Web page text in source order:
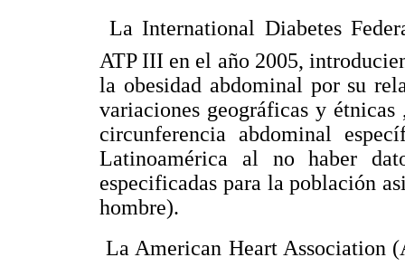
 La International Diabetes
ATP III en el año 2005,
la obesidad abdominal por su
variaciones geográficas y
circunferencia abdominal
Latinoamérica al no haber
especificadas para la población
hombre).
 La American Heart